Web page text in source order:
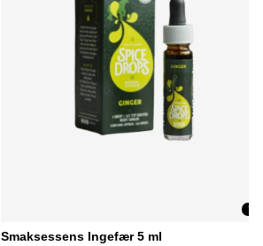
Smaksessens Ingefær 5 ml